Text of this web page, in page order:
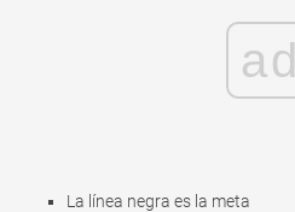
ad
La línea negra es la meta